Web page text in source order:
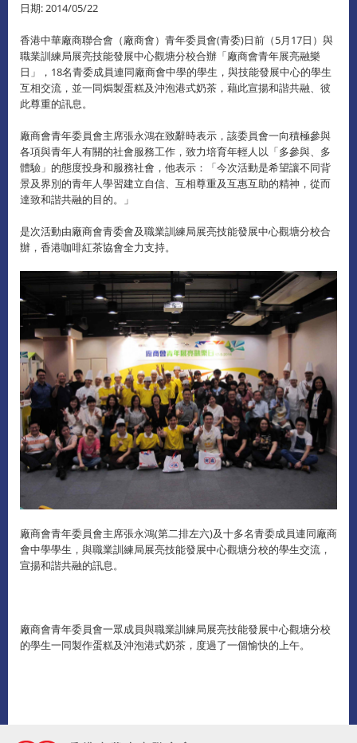
日期: 2014/05/22
香港中華廠商聯合會（廠商會）青年委員會(青委)日前（5月17日）與
職業訓練局展亮技能發展中心觀塘分校合辦「廠商會青年展亮融樂
日」，18名青委成員連同廠商會中學的學生，與技能發展中心的學生
互相交流，並一同焗製蛋糕及沖泡港式奶茶，藉此宣揚和諧共融、彼
此尊重的訊息。
廠商會青年委員會主席張永鴻在致辭時表示，該委員會一向積極參與
各項與青年人有關的社會服務工作，致力培育年輕人以「多參與、多
體驗」的態度投身和服務社會，他表示：「今次活動是希望讓不同背
景及界別的青年人學習建立自信、互相尊重及互惠互助的精神，從而
達致和諧共融的目的。」
是次活動由廠商會青委會及職業訓練局展亮技能發展中心觀塘分校合
辦，香港咖啡紅茶協會全力支持。
廠商會青年委員會主席張永鴻(第二排左六)及十多名青委成員連同廠商
會中學學生，與職業訓練局展亮技能發展中心觀塘分校的學生交流，
宣揚和諧共融的訊息。
廠商會青年委員會一眾成員與職業訓練局展亮技能發展中心觀塘分校
的學生一同製作蛋糕及沖泡港式奶茶，度過了一個愉快的上午。